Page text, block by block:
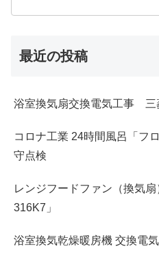
最近の投稿
浴室換気扇交換電気工事
コロナ工業 24時間風呂「フ
守点検
レンジフードファン（換気
316K7」
浴室換気乾燥暖房機 交換電